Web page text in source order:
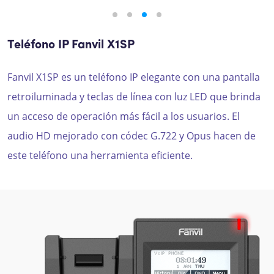
Teléfono IP Fanvil X1SP
Fanvil X1SP es un teléfono IP elegante con una pantalla
retroiluminada y teclas de línea con luz LED que brinda
un acceso de operación más fácil a los usuarios. El
audio HD mejorado con códec G.722 y Opus hacen de
este teléfono una herramienta eficiente.